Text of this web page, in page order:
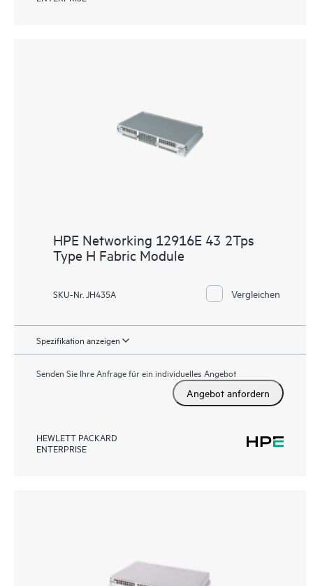
HPE Networking 12916E 43 2Tps
Type H Fabric Module
SKU-Nr. JH435A Vergleichen
Spezifikation anzeigen
Senden Sie Ihre Anfrage für ein individuelles Angebot
Angebot anfordern
HEWLETT PACKARD
ENTERPRISE